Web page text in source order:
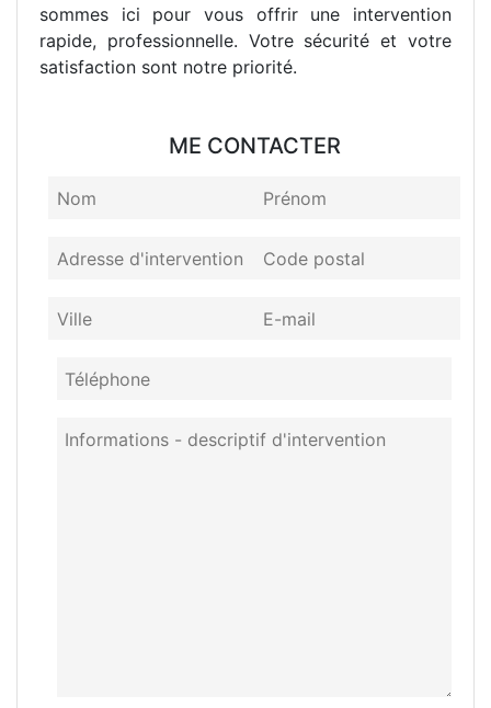
sommes ici pour vous offrir une intervention
rapide, professionnelle. Votre sécurité et votre
satisfaction sont notre priorité.
ME CONTACTER